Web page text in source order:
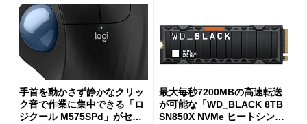
手首を動かさず静かなクリッ
ク音で作業に集中できる「ロ
ジクール M575SPd」がセー
最大毎秒7200MBの高速転送
が可能な「WD_BLACK 8TB
SN850X NVMe ヒートシンク